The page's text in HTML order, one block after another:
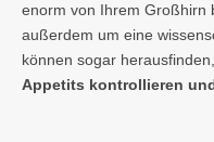
enorm von Ihrem Großhirn
außerdem um eine
können sogar herausfinden,
Appetits kontrollieren